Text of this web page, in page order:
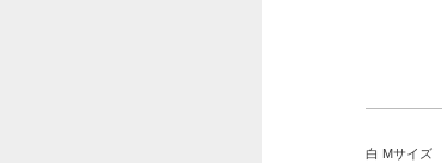
白 Mサイズ